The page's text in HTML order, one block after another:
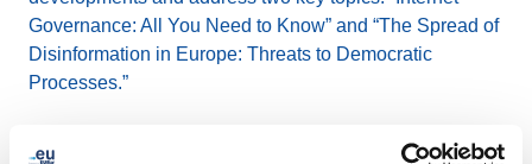
Governance: All You Need to Know” and “The Spread of
Disinformation in Europe: Threats to Democratic
Processes.”
The event will bring together experts from ICANN,